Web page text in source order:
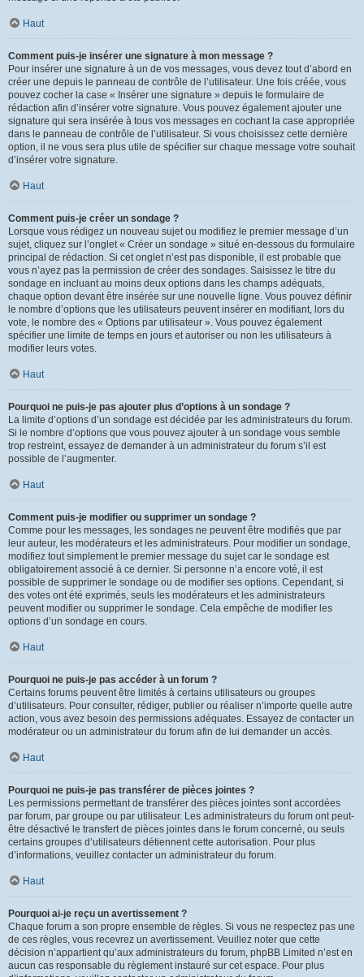
Haut
Comment puis-je insérer une signature à mon message ?
Pour insérer une signature à un de vos messages, vous devez tout d’abord en
créer une depuis le panneau de contrôle de l’utilisateur. Une fois créée, vous
pouvez cocher la case « Insérer une signature » depuis le formulaire de
rédaction afin d’insérer votre signature. Vous pouvez également ajouter une
signature qui sera insérée à tous vos messages en cochant la case appropriée
dans le panneau de contrôle de l’utilisateur. Si vous choisissez cette dernière
option, il ne vous sera plus utile de spécifier sur chaque message votre souhait
d’insérer votre signature.
Haut
Comment puis-je créer un sondage ?
Lorsque vous rédigez un nouveau sujet ou modifiez le premier message d’un
sujet, cliquez sur l’onglet « Créer un sondage » situé en-dessous du formulaire
principal de rédaction. Si cet onglet n’est pas disponible, il est probable que
vous n’ayez pas la permission de créer des sondages. Saisissez le titre du
sondage en incluant au moins deux options dans les champs adéquats,
chaque option devant être insérée sur une nouvelle ligne. Vous pouvez définir
le nombre d’options que les utilisateurs peuvent insérer en modifiant, lors du
vote, le nombre des « Options par utilisateur ». Vous pouvez également
spécifier une limite de temps en jours et autoriser ou non les utilisateurs à
modifier leurs votes.
Haut
Pourquoi ne puis-je pas ajouter plus d’options à un sondage ?
La limite d’options d’un sondage est décidée par les administrateurs du forum.
Si le nombre d’options que vous pouvez ajouter à un sondage vous semble
trop restreint, essayez de demander à un administrateur du forum s’il est
possible de l’augmenter.
Haut
Comment puis-je modifier ou supprimer un sondage ?
Comme pour les messages, les sondages ne peuvent être modifiés que par
leur auteur, les modérateurs et les administrateurs. Pour modifier un sondage,
modifiez tout simplement le premier message du sujet car le sondage est
obligatoirement associé à ce dernier. Si personne n’a encore voté, il est
possible de supprimer le sondage ou de modifier ses options. Cependant, si
des votes ont été exprimés, seuls les modérateurs et les administrateurs
peuvent modifier ou supprimer le sondage. Cela empêche de modifier les
options d’un sondage en cours.
Haut
Pourquoi ne puis-je pas accéder à un forum ?
Certains forums peuvent être limités à certains utilisateurs ou groupes
d’utilisateurs. Pour consulter, rédiger, publier ou réaliser n’importe quelle autre
action, vous avez besoin des permissions adéquates. Essayez de contacter un
modérateur ou un administrateur du forum afin de lui demander un accès.
Haut
Pourquoi ne puis-je pas transférer de pièces jointes ?
Les permissions permettant de transférer des pièces jointes sont accordées
par forum, par groupe ou par utilisateur. Les administrateurs du forum ont peut-
être désactivé le transfert de pièces jointes dans le forum concerné, ou seuls
certains groupes d’utilisateurs détiennent cette autorisation. Pour plus
d’informations, veuillez contacter un administrateur du forum.
Haut
Pourquoi ai-je reçu un avertissement ?
Chaque forum a son propre ensemble de règles. Si vous ne respectez pas une
de ces règles, vous recevrez un avertissement. Veuillez noter que cette
décision n’appartient qu’aux administrateurs du forum, phpBB Limited n’est en
aucun cas responsable du règlement instauré sur cet espace. Pour plus